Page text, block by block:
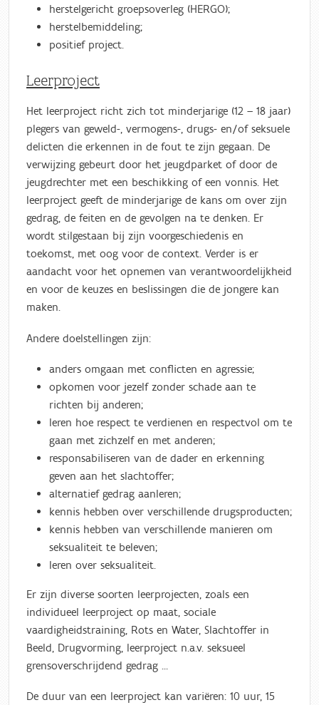
herstelgericht groepsoverleg (HERGO);
herstelbemiddeling;
positief project.
Leerproject
Het leerproject richt zich tot minderjarige (12 – 18 jaar)
plegers van geweld-, vermogens-, drugs- en/of seksuele
delicten die erkennen in de fout te zijn gegaan. De
verwijzing gebeurt door het jeugdparket of door de
jeugdrechter met een beschikking of een vonnis. Het
leerproject geeft de minderjarige de kans om over zijn
gedrag, de feiten en de gevolgen na te denken. Er
wordt stilgestaan bij zijn voorgeschiedenis en
toekomst, met oog voor de context. Verder is er
aandacht voor het opnemen van verantwoordelijkheid
en voor de keuzes en beslissingen die de jongere kan
maken.
Andere doelstellingen zijn:
anders omgaan met conflicten en agressie;
opkomen voor jezelf zonder schade aan te
richten bij anderen;
leren hoe respect te verdienen en respectvol om te
gaan met zichzelf en met anderen;
responsabiliseren van de dader en erkenning
geven aan het slachtoffer;
alternatief gedrag aanleren;
kennis hebben over verschillende drugsproducten;
kennis hebben van verschillende manieren om
seksualiteit te beleven;
leren over seksualiteit.
Er zijn diverse soorten leerprojecten, zoals een
individueel leerproject op maat, sociale
vaardigheidstraining, Rots en Water, Slachtoffer in
Beeld, Drugvorming, leerproject n.a.v. seksueel
grensoverschrijdend gedrag …
De duur van een leerproject kan variëren: 10 uur, 15